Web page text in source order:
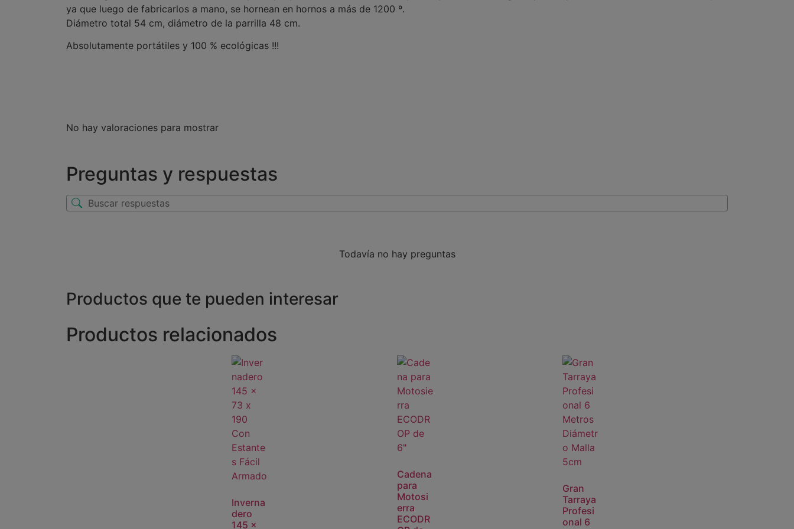
ya que luego de fabricarlos a mano, se hornean en hornos a más de 1200 º.
Diámetro total 54 cm, diámetro de la parrilla 48 cm.
Absolutamente portátiles y 100 % ecológicas !!!
No hay valoraciones para mostrar
Preguntas y respuestas
Todavía no hay preguntas
Productos que te pueden interesar
Productos relacionados
Inverna
dero
145 x
Cadena
para
Motosi
erra
ECODR
Gran
Tarraya
Profesi
onal 6